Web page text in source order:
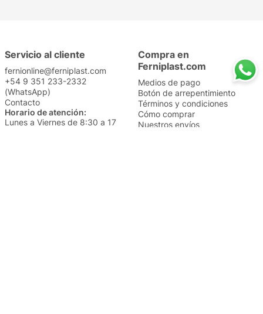
Servicio al cliente
fernionline@ferniplast.com
+54 9 351 233-2332
(WhatsApp)
Contacto
Horario de atención:
Lunes a Viernes de 8:30 a 17
Compra en
Ferniplast.com
Medios de pago
Botón de arrepentimiento
Términos y condiciones
Cómo comprar
Nuestros envíos